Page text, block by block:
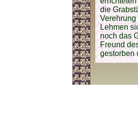
die
Lehmen
noch das
Freund
gestorben